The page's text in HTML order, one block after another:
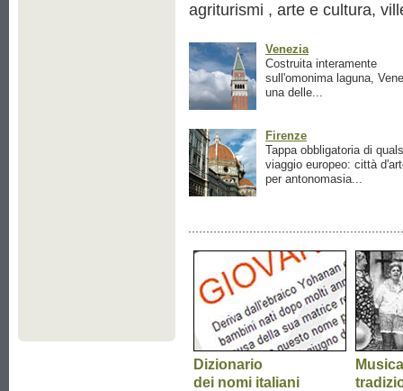
agriturismi , arte e cultura,
Venezia
Costruita interamente
sull'omonima laguna,
una delle...
Firenze
Tappa obbligatoria di
viaggio europeo: città
per antonomasia...
Dizionario
dei nomi italiani
Musica